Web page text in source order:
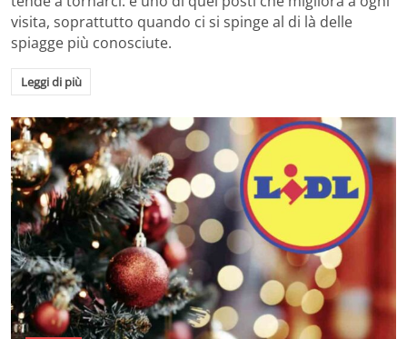
visita, soprattutto quando ci si spinge al di là delle
spiagge più conosciute.
Leggi di più